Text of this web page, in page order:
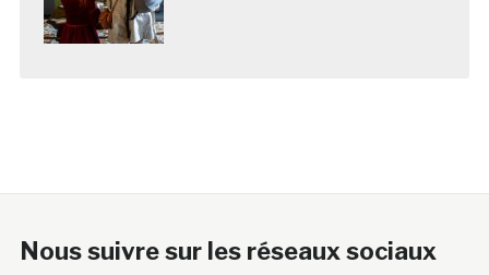
Nous suivre sur les réseaux sociaux